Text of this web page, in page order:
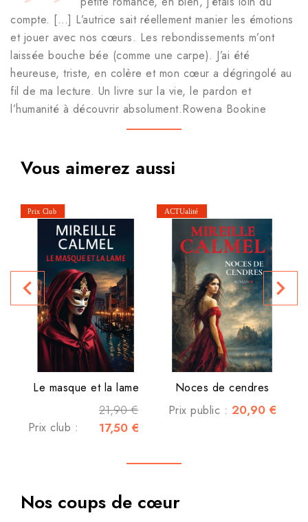
compte. […] L’autrice sait réellement manier les émotions
et jouer avec nos cœurs. Les rebondissements m’ont
laissée bouche bée (comme une carpe). J’ai été
heureuse, triste, en colère et mon cœur a dégringolé au
fil de ma lecture. Un livre sur la vie, le pardon et
l’humanité à découvrir absolument.Rowena Bookine
Vous aimerez aussi
Le masque et la lame
21,90 €
Prix club : 17,50 €
Noces de cendres
Prix public : 20,90 €
navigate_before navigate_next
Nos coups de cœur